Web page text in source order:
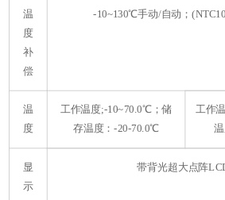
温
度
补
偿
-10~130℃手动/自动；
温
度
工作温度;-10~70.0℃；储
存温度：-20-70.0℃
工作
显
示
带背光超大点阵